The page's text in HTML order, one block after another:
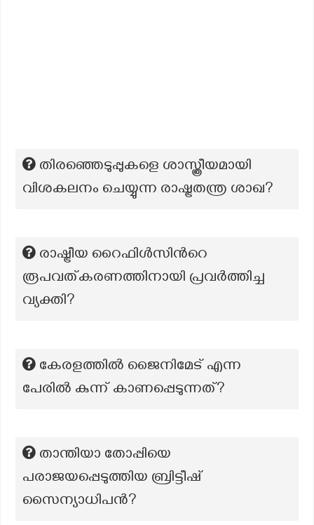
തിരഞ്ഞെടുപ്പുകളെ ശാസ്ത്രീയമായി
വിശകലനം ചെയ്യുന്ന രാഷ്ട്രതന്ത്ര ശാഖ?
രാഷ്ട്രീയ റൈഫിൾസിന്‍റെ
രൂപവത്കരണത്തിനായി പ്രവർത്തിച്ച
വ്യക്തി?
കേരളത്തിൽ ജൈനിമേട് എന്ന
പേരിൽ കുന്ന് കാണപ്പെടുന്നത്?
താന്തിയാ തോപ്പിയെ
പരാജയപ്പെടുത്തിയ ബ്രിട്ടീഷ്
സൈന്യാധിപൻ?